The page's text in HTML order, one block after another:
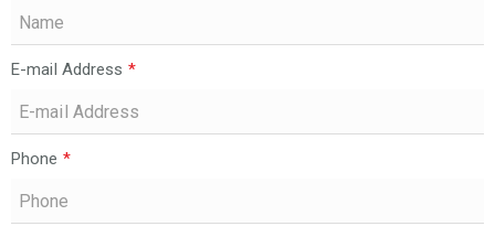
E-mail Address *
Phone *